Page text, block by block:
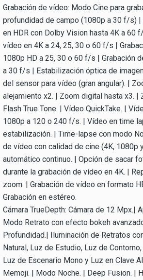
Grabación de vídeo: Modo Cine para
profundidad de campo (1080p a 30 f/s) |
en HDR con Dolby Vision hasta 4K a 60
vídeo en 4K a 24, 25, 30 o 60 f/s |
1080p HD a 25, 30 o 60 f/s | Grabación
a 30 f/s | Estabilización óptica de
del sensor para vídeo (gran angular). |
alejamiento x2. | Zoom digital hasta x3. |
Flash True Tone. | Vídeo QuickTake. |
1080p a 120 o 240 f/s. | Vídeo en time
estabilización. | Time-lapse con modo
de vídeo con calidad de cine (4K, 1080p
automático continuo. | Opción de sacar
durante la grabación de vídeo en 4K. |
zoom. | Grabación de vídeo en formato
Grabación en estéreo.
Cámara TrueDepth: Cámara de 12 Mpx.|
Modo Retrato con efecto bokeh
Profundidad.| Iluminación de Retratos
Natural, Luz de Estudio, Luz de
Luz de Escenario Mono y Luz en Clave
Memoji. | Modo Noche. | Deep Fusion. |